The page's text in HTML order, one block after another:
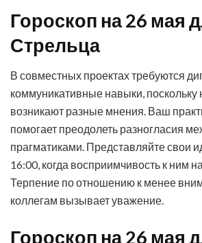
Гороскоп на 26 мая
Стрельца
В совместных проектах требуются
коммуникативные навыки, поскольку
возникают разные мнения. Ваш
помогает преодолеть разногласия
прагматиками. Представляйте свои
16:00, когда восприимчивость к ним
Терпение по отношению к менее
коллегам вызывает уважение.
Гороскоп на 26 мая